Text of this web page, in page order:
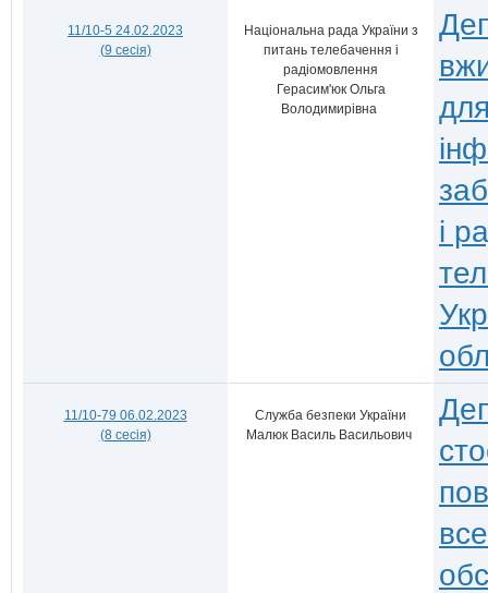
11/10-5 24.02.2023
(9 сесія)
Національна рада України з
питань телебачення і
радіомовлення
Герасим'юк Ольга
Володимирівна
і
11/10-79 06.02.2023
(8 сесія)
Служба безпеки України
Малюк Василь Васильович